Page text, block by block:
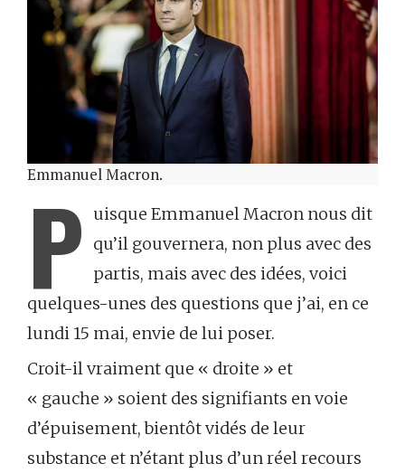
Emmanuel Macron.
P
uisque Emmanuel Macron nous dit
qu’il gouvernera, non plus avec des
partis, mais avec des idées, voici
quelques-unes des questions que j’ai, en ce
lundi 15 mai, envie de lui poser.
Croit-il vraiment que « droite » et
« gauche » soient des signifiants en voie
d’épuisement, bientôt vidés de leur
substance et n’étant plus d’un réel recours